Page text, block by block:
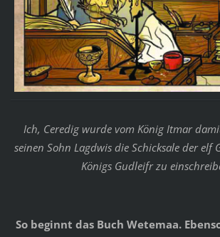
Ich, Ceredig wurde vom König Itmar
seinen Sohn Lagdwis die Schicksale der elf
Königs Gudleifr zu
So beginnt das Buch Wetemaa.